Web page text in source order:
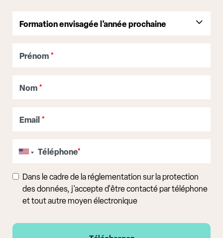
Prénom *
Nom *
Email *
Téléphone*
Dans le cadre de la réglementation sur la protection
des données, j'accepte d'être contacté par téléphone
et tout autre moyen électronique